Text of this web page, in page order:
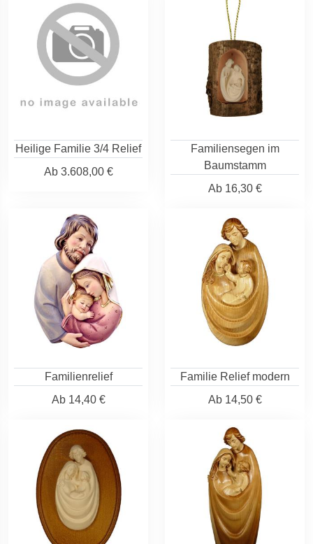
Heilige Familie 3/4 Relief
Ab3.608,00 €
Familiensegen im
Baumstamm
Ab16,30 €
Familienrelief
Ab14,40 €
Familie Relief modern
Ab14,50 €